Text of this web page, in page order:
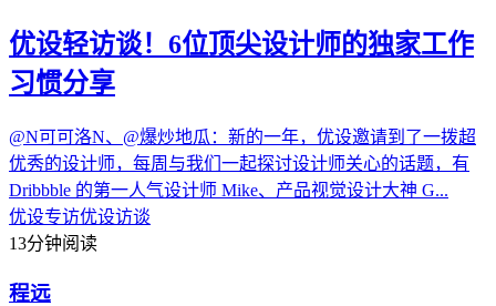
优设轻访谈！6位顶尖设计师的独家工作
习惯分享
@N可可洛N、@爆炒地瓜：新的一年，优设邀请到了一拨超
优秀的设计师，每周与我们一起探讨设计师关心的话题，有
Dribbble 的第一人气设计师 Mike、产品视觉设计大神 G...
优设专访优设访谈
13分钟阅读
程远